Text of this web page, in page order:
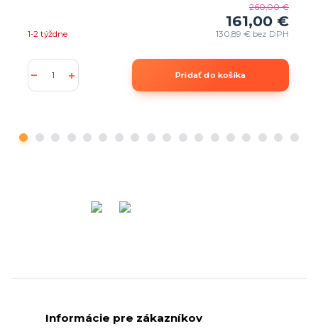
260,00 €
161,00 €
130,89 € bez DPH
1-2 týždne
Pridať do košíka
Informácie pre zákazníkov